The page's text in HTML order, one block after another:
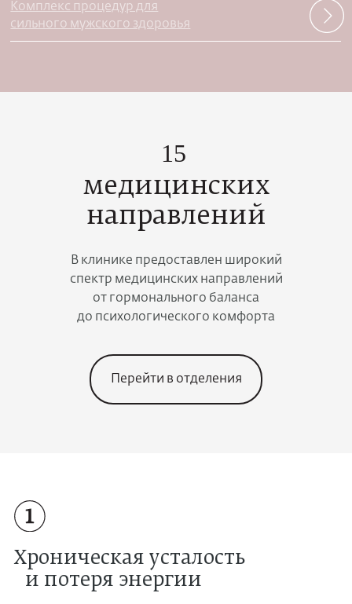
Комплекс процедур для
сильного мужского здоровья
медицинских
направлений
В клинике предоставлен широкий
спектр медицинских направлений
от гормонального баланса
до психологического комфорта
15
Перейти в отделения
Хроническая усталость
и потеря энергии